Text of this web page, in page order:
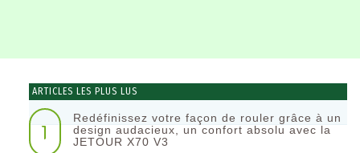
ARTICLES LES PLUS LUS
1
Redéfinissez votre façon de rouler grâce à un
design audacieux, un confort absolu avec la
JETOUR X70 V3